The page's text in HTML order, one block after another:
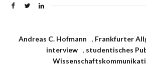
Andreas C. Hofmann , Frankfurter
interview , studentisches